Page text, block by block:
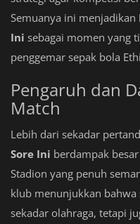
Semuanya ini menjadikan
Ini sebagai momen yang
penggemar sepak bola
Pengaruh dan
Match
Lebih dari sekadar
Sore Ini berdampak
Stadion yang penuh
klub menunjukkan
sekadar olahraga, tetapi